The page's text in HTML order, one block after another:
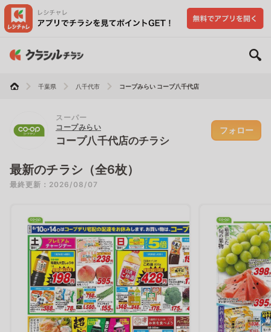
千葉県 八千代市 コープみらい コープ八千代店
スーパー
コープみらい
コープ八千代店のチラシ
フォロー
最新のチラシ（全6枚）
最終更新：2026/08/07